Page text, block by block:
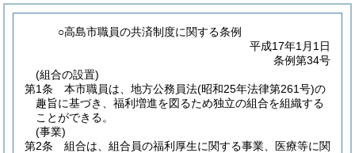
○高島市職員の共済制度に関する条例
平成17年1月1日
条例第34号
(組合の設置)
第1条
本市職員は、地方公務員法(昭和25年法律第261号)の
趣旨に基づき、福利増進を図るため独立の組合を組織する
ことができる。
(事業)
第2条
組合は、組合員の福利厚生に関する事業、医療等に関